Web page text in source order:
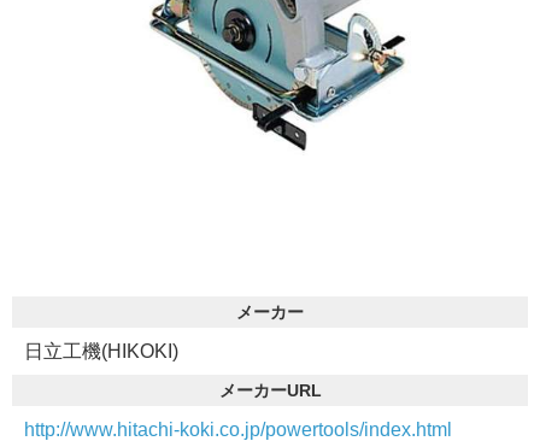
メーカー
日立工機(HIKOKI)
メーカーURL
http://www.hitachi-koki.co.jp/powertools/index.html